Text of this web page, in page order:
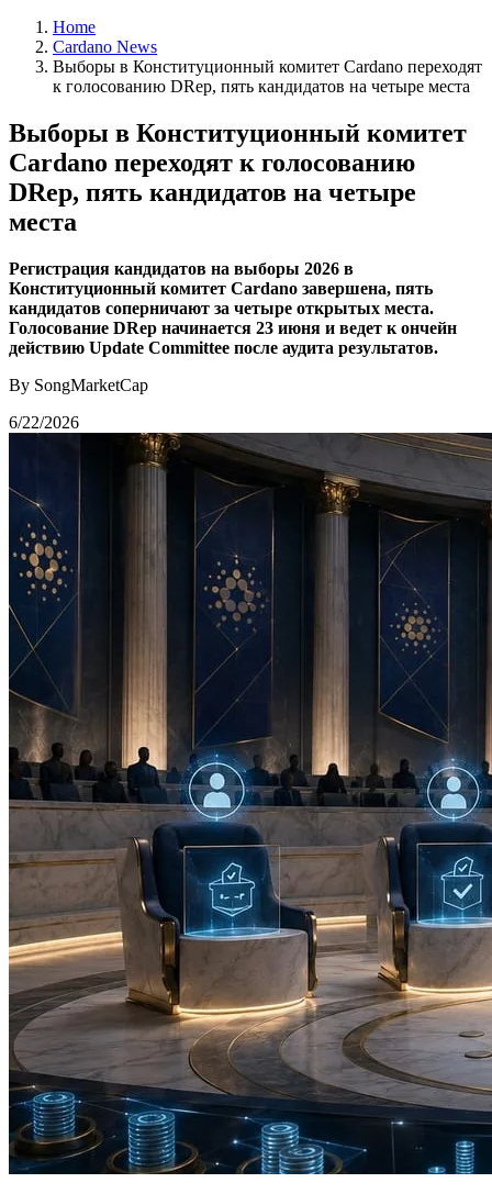
Home
Cardano News
Выборы в Конституционный комитет Cardano переходят
к голосованию DRep, пять кандидатов на четыре места
Выборы в Конституционный комитет
Cardano переходят к голосованию
DRep, пять кандидатов на четыре
места
Регистрация кандидатов на выборы 2026 в
Конституционный комитет Cardano завершена, пять
кандидатов соперничают за четыре открытых места.
Голосование DRep начинается 23 июня и ведет к ончейн
действию Update Committee после аудита результатов.
By SongMarketCap
6/22/2026